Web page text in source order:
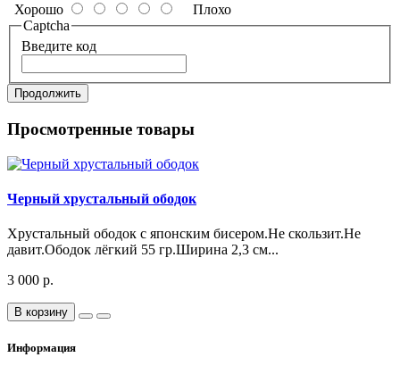
Хорошо
Плохо
Captcha
Введите код
Продолжить
Просмотренные товары
Черный хрустальный ободок
Хрустальный ободок с японским бисером.Не скользит.Не
давит.Ободок лёгкий 55 гр.Ширина 2,3 см...
3 000 р.
В корзину
Информация